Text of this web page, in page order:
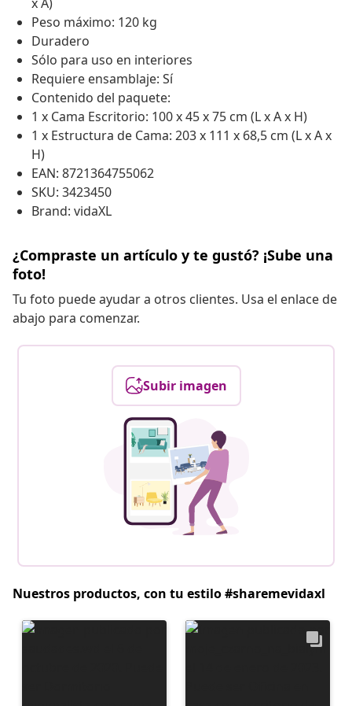
Peso máximo: 120 kg
Duradero
Sólo para uso en interiores
Requiere ensamblaje: Sí
Contenido del paquete:
1 x Cama Escritorio: 100 x 45 x 75 cm (L x A x H)
1 x Estructura de Cama: 203 x 111 x 68,5 cm (L x A x
H)
EAN: 8721364755062
SKU: 3423450
Brand: vidaXL
¿Compraste un artículo y te gustó? ¡Sube una
foto!
Tu foto puede ayudar a otros clientes. Usa el enlace de
abajo para comenzar.
Subir imagen
Nuestros productos, con tu estilo #sharemevidaxl